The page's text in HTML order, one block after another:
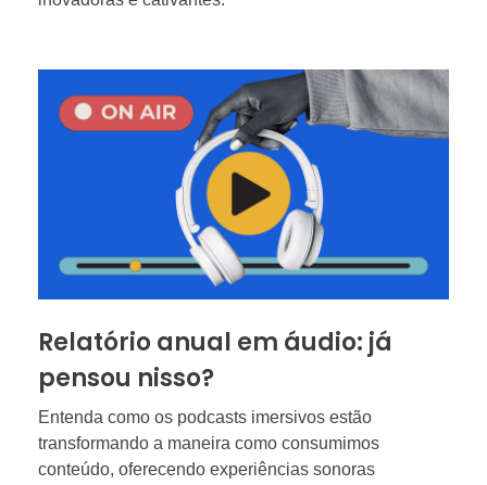
Relatório anual em áudio: já
pensou nisso?
Entenda como os podcasts imersivos estão
transformando a maneira como consumimos
conteúdo, oferecendo experiências sonoras